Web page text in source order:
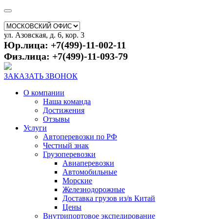
ул. Азовская, д. 6, кор. 3
Юр.лица: +7(499)-11-002-11
Физ.лица: +7(499)-11-093-79
ЗАКАЗАТЬ ЗВОНОК
О компании
Наша команда
Достижения
Отзывы
Услуги
Автоперевозки по РФ
Честный знак
Грузоперевозки
Авиаперевозки
Автомобильные
Морские
Железнодорожные
Доставка грузов из/в Китай
Цены
Внутрипортовое экспедирование